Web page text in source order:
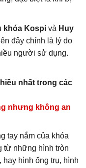
khóa Kospi và Huy
đây chính là lý do
người sử dụng.
nhất trong các
nhưng không an
tay nắm của khóa
từ những hình tròn
hình ống trụ, hình